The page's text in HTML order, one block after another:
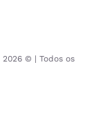
2026 © | Todos os